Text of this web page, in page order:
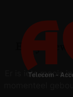
Er zijn
Er is iets moois
momenteel